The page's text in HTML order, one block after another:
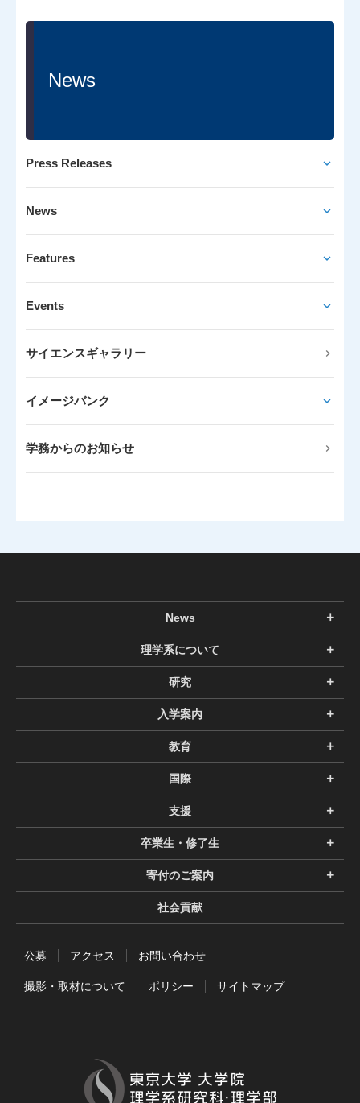
News
Press Releases
News
Features
Events
サイエンスギャラリー
イメージバンク
学務からのお知らせ
News
理学系について
研究
入学案内
教育
国際
支援
卒業生・修了生
寄付のご案内
社会貢献
公募 アクセス お問い合わせ
撮影・取材について ポリシー サイトマップ